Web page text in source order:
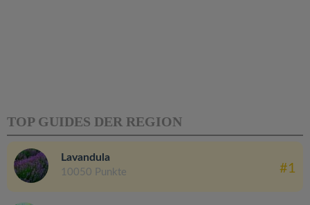
TOP GUIDES DER REGION
Lavandula
10050 Punkte #1